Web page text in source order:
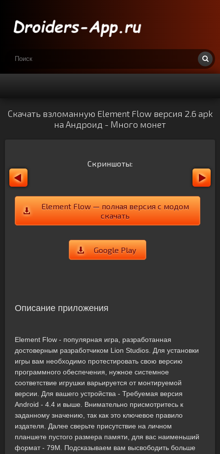
Скачать взломанную Element Flow версия 2.6 apk
на Андроид - Много монет
Скриншоты:
Element Flow — полная версия с модом
скачать
Google Play
Описание приложения
Element Flow - популярная игра, разработанная
достоверным разработчиком Lion Studios. Для установки
игры вам необходимо протестировать свою версию
программного обеспечения, нужное системное
соответствие игрушки варьируется от монтируемой
версии. Для вашего устройства - Требуемая версия
Android - 4.4 и выше. Внимательно присмотритесь к
заданному значению, так как это ключевое правило
издателя. Далее сверьте присутствие на личном
планшете пустого размера памяти, для вас наименьший
формат - 79M. Подсказываем вам высвободить больше